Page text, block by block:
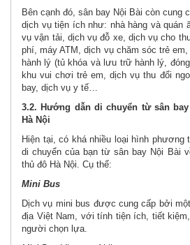
Bên cạnh đó, sân bay Nội Bài còn cung
dịch vụ tiện ích như: nhà hàng và quán
vụ vận tải, dịch vụ đỗ xe, dịch vụ cho
phí, máy ATM, dịch vụ chăm sóc trẻ
hành lý (tủ khóa và lưu trữ hành lý,
khu vui chơi trẻ em, dịch vụ thu đổi
bay, dịch vụ y tế…
3.2. Hướng dẫn di chuyển từ sân
Hà Nội
Hiện tại, có khá nhiều loại hình phương
di chuyển của bạn từ sân bay Nội Bài
thủ đô Hà Nội. Cụ thể:
Mini Bus
Dịch vụ mini bus được cung cấp bởi
địa Việt Nam, với tính tiện ích, tiết
người chọn lựa.